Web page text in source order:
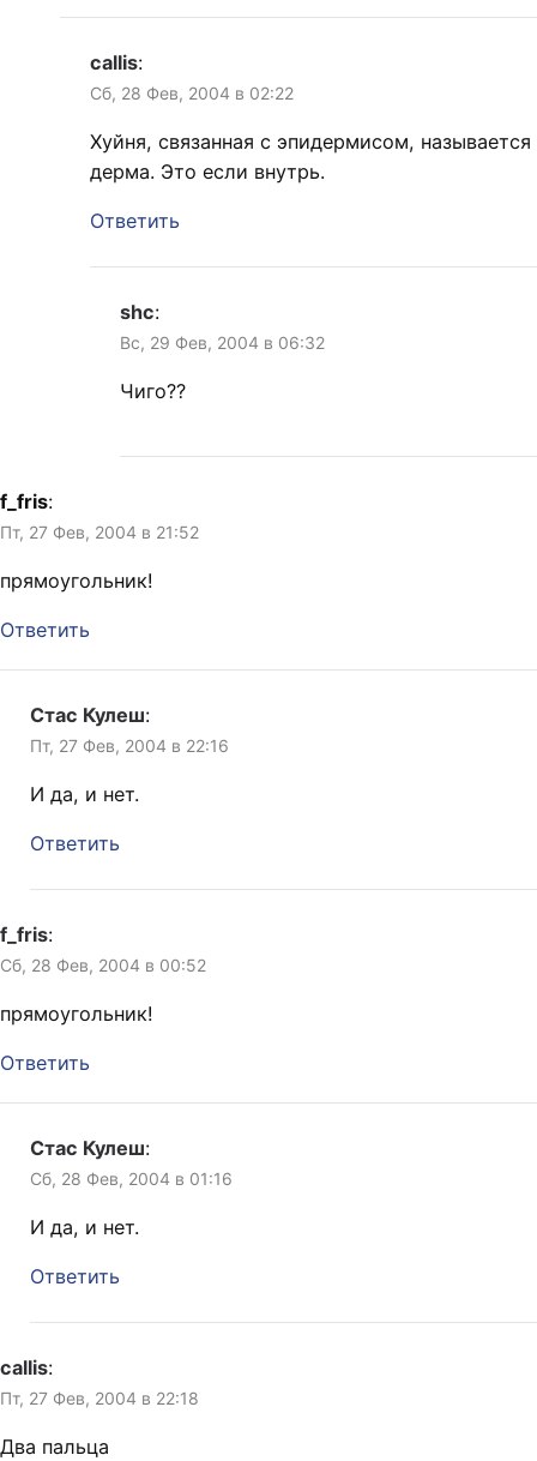
callis:
Сб, 28 Фев, 2004 в 02:22
Хуйня, связанная с эпидермисом, называется
дерма. Это если внутрь.
Ответить
shc:
Вс, 29 Фев, 2004 в 06:32
Чиго??
f_fris:
Пт, 27 Фев, 2004 в 21:52
прямоугольник!
Ответить
Стас Кулеш:
Пт, 27 Фев, 2004 в 22:16
И да, и нет.
Ответить
f_fris:
Сб, 28 Фев, 2004 в 00:52
прямоугольник!
Ответить
Стас Кулеш:
Сб, 28 Фев, 2004 в 01:16
И да, и нет.
Ответить
callis:
Пт, 27 Фев, 2004 в 22:18
Два пальца